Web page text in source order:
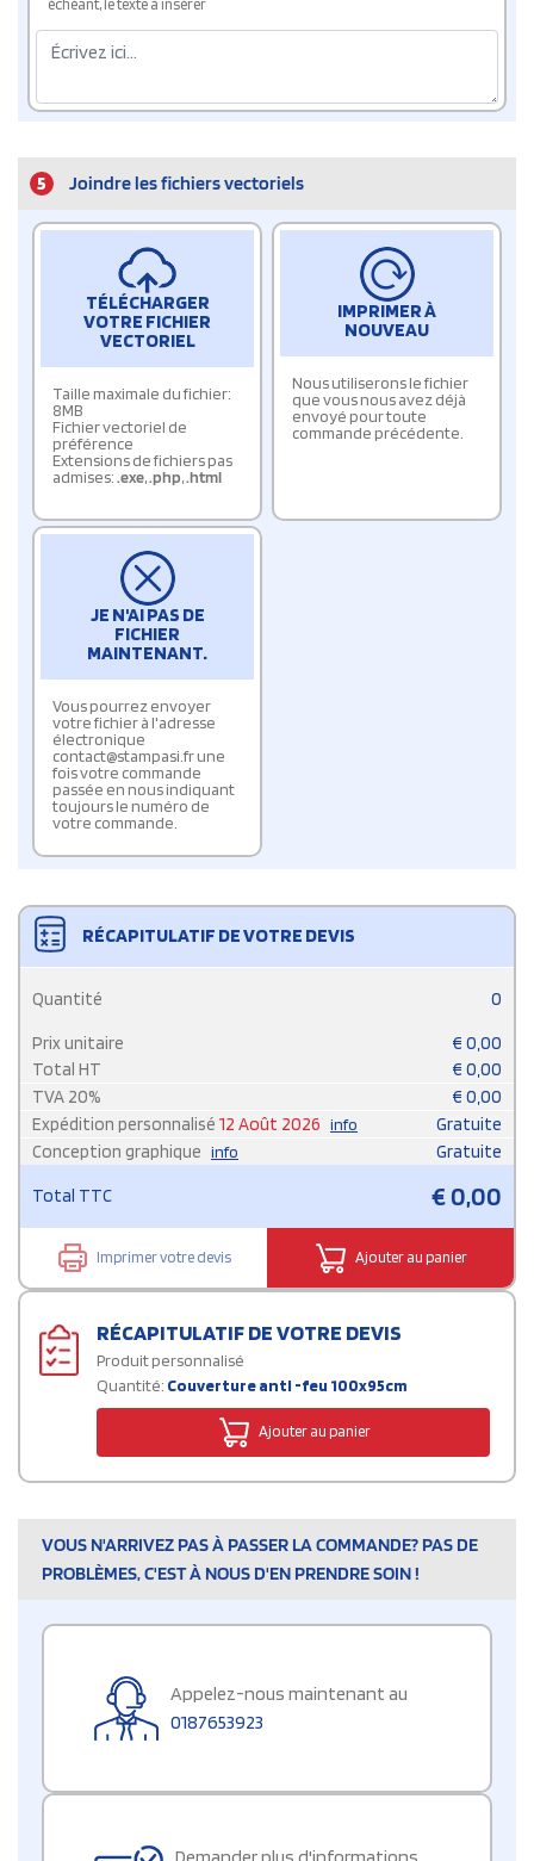
échéant, le texte à insérer
5 Joindre les fichiers vectoriels
TÉLÉCHARGER
VOTRE FICHIER
VECTORIEL
Taille maximale du fichier:
8MB
Fichier vectoriel de
préférence
Extensions de fichiers pas
admises:.exe,.php,.html
IMPRIMER À
NOUVEAU
Nous utiliserons le fichier
que vous nous avez déjà
envoyé pour toute
commande précédente.
JE N'AI PAS DE
FICHIER
MAINTENANT.
Vous pourrez envoyer
votre fichier à l'adresse
électronique
contact@stampasi.fr une
fois votre commande
passée en nous indiquant
toujours le numéro de
votre commande.
RÉCAPITULATIF DE VOTRE DEVIS
Quantité 0
Prix unitaire € 0,00
Total HT
€ 0,00
TVA 20% € 0,00
Expédition personnalisé 12 Août 2026 info
Gratuite
Conception graphique info Gratuite
Total TTC €0,00
Imprimer votre devis Ajouter au panier
RÉCAPITULATIF DE VOTRE DEVIS
Produit personnalisé
Quantité: Couverture anti -feu 100x95cm
Ajouter au panier
VOUS N'ARRIVEZ PAS À PASSER LA COMMANDE? PAS DE
PROBLÈMES, C'EST À NOUS D'EN PRENDRE SOIN !
Appelez-nous maintenant au
0187653923